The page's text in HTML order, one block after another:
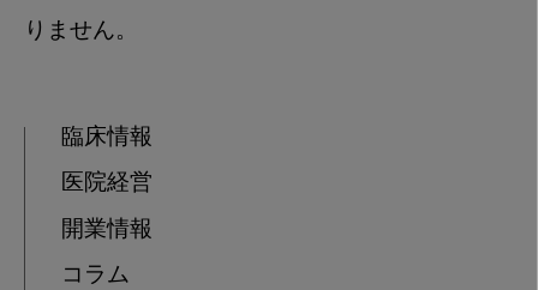
りません。
臨床情報
医院経営
開業情報
コラム